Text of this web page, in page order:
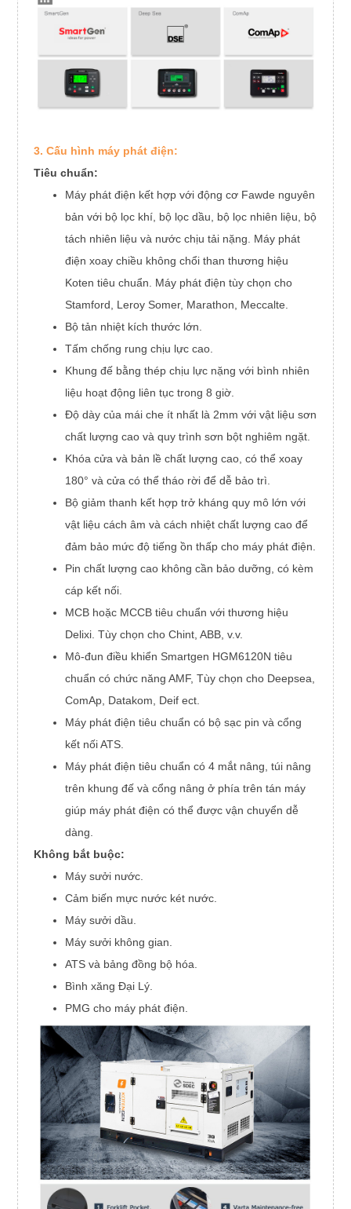
Cân nặng
3. Cấu hình máy phát điện:
Tiêu chuẩn:
Máy phát điện kết hợp với động cơ Fawde nguyên
bản với bộ lọc khí, bộ lọc dầu, bộ lọc nhiên liệu, bộ
tách nhiên liệu và nước chịu tải nặng. Máy phát
điện xoay chiều không chổi than thương hiệu
Koten tiêu chuẩn. Máy phát điện tùy chọn cho
Stamford, Leroy Somer, Marathon, Meccalte.
Bộ tản nhiệt kích thước lớn.
Tấm chống rung chịu lực cao.
Khung đế bằng thép chịu lực nặng với bình nhiên
liệu hoạt động liên tục trong 8 giờ.
Độ dày của mái che ít nhất là 2mm với vật liệu sơn
chất lượng cao và quy trình sơn bột nghiêm ngặt.
Khóa cửa và bản lề chất lượng cao, có thể xoay
180° và cửa có thể tháo rời để dễ bảo trì.
Bộ giảm thanh kết hợp trở kháng quy mô lớn với
vật liệu cách âm và cách nhiệt chất lượng cao để
đảm bảo mức độ tiếng ồn thấp cho máy phát điện.
Pin chất lượng cao không cần bảo dưỡng, có kèm
cáp kết nối.
MCB hoặc MCCB tiêu chuẩn với thương hiệu
Delixi. Tùy chọn cho Chint, ABB, v.v.
Mô-đun điều khiển Smartgen HGM6120N tiêu
chuẩn có chức năng AMF, Tùy chọn cho Deepsea,
ComAp, Datakom, Deif ect.
Máy phát điện tiêu chuẩn có bộ sạc pin và cổng
kết nối ATS.
Máy phát điện tiêu chuẩn có 4 mắt nâng, túi nâng
trên khung đế và cổng nâng ở phía trên tán máy
giúp máy phát điện có thể được vận chuyển dễ
dàng.
Không bắt buộc:
Máy sưởi nước.
Cảm biến mực nước két nước.
Máy sưởi dầu.
Máy sưởi không gian.
ATS và bảng đồng bộ hóa.
Bình xăng Đại Lý.
PMG cho máy phát điện.